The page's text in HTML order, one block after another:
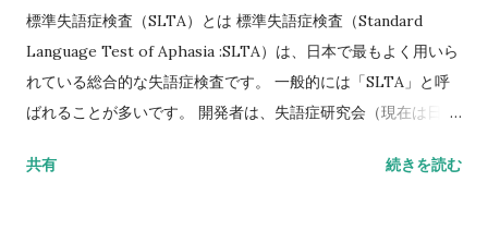
を確認することが望ましい。 注3 そのほかの脆弱性骨折：軽微
な外力によって発生した非外傷性骨折で、骨折部位は肋骨、骨
盤（恥骨、坐骨、仙骨を含む）上腕骨近位部、焼骨遠位端、下
腿骨。 注4 骨密度は原則として腰椎または大腿骨近位部骨密度
SD値を採用することとする。 腰椎においてはL1～L4またはL2
標準失語症検査（SLTA）とは 標準失語症検査（Standard
Language Test of Aphasia :SLTA）は、日本で最もよく用いら
れている総合的な失語症検査です。 一般的には「SLTA」と呼
ばれることが多いです。 開発者は、失語症研究会（現在は日本
れ、最終試案は失語症者200人・非失語症者150人のデータをも
共有 続きを読む